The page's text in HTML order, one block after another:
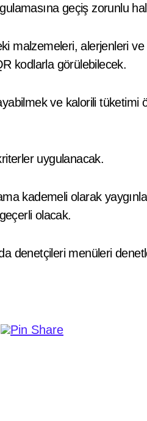
geçiş zorunlu
malzemeleri, alerjenleri
kodlarla görülebilecek.
ve kalorili
uygulanacak.
kademeli olarak
olacak.
denetçileri menüleri